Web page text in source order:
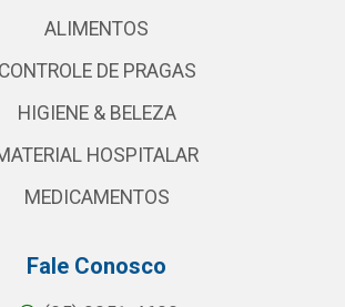
ALIMENTOS
CONTROLE DE PRAGAS
HIGIENE & BELEZA
HOSPITALAR
MEDICAMENTOS
Fale Conosco